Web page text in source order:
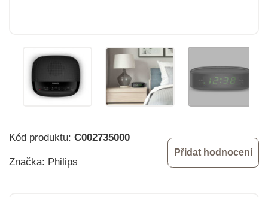
Kód produktu: C002735000
Značka: Philips
Přidat hodnocení